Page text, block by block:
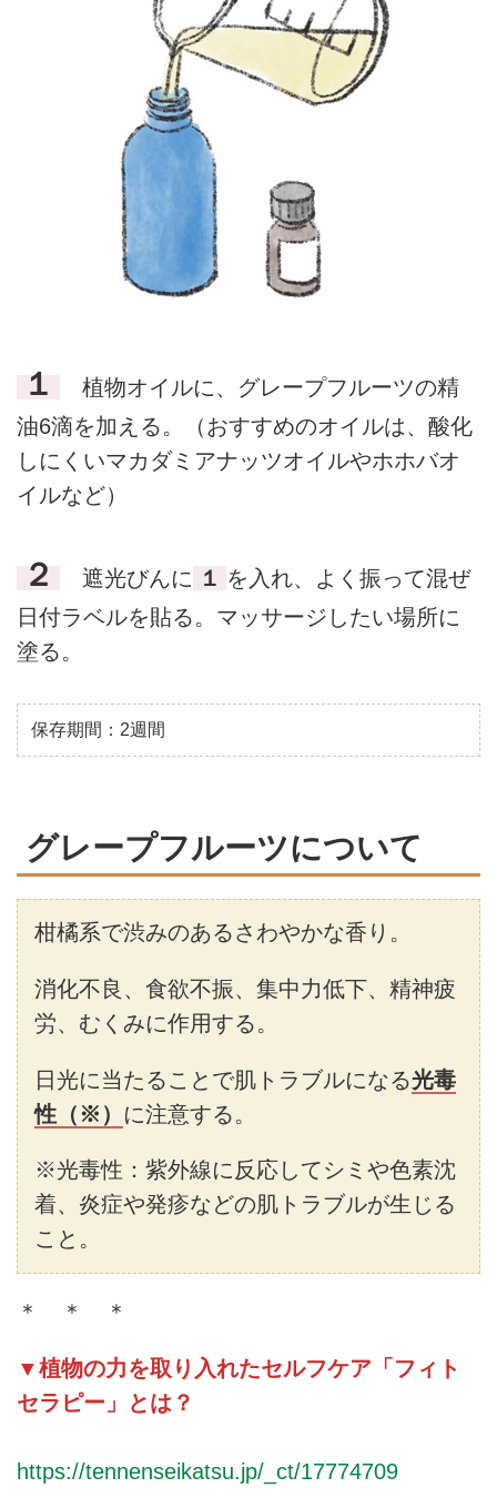
１
植物オイルに、グレープフルーツの精
油6滴を加える。（おすすめのオイルは、酸化
しにくいマカダミアナッツオイルやホホバオ
イルなど）
２ 遮光びんに １ を入れ、よく振って混ぜ
日付ラベルを貼る。マッサージしたい場所に
塗る。
保存期間：2週間
グレープフルーツについて
柑橘系で渋みのあるさわやかな香り。
消化不良、食欲不振、集中力低下、精神疲
労、むくみに作用する。
日光に当たることで肌トラブルになる光毒
性（※）
に注意する。
※光毒性：紫外線に反応してシミや色素沈
着、炎症や発疹などの肌トラブルが生じる
こと。
＊ ＊ ＊
▼植物の力を取り入れたセルフケア「フィト
セラピー」とは？
https://tennenseikatsu.jp/_ct/17774709